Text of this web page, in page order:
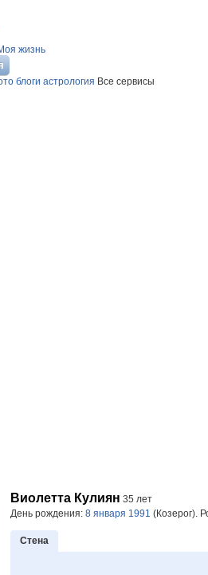
жизнь
блоги астрология Все сервисы
Виолетта Кулиян 35 лет
День рождения: 8 января 1991 (Козерог).
Стена